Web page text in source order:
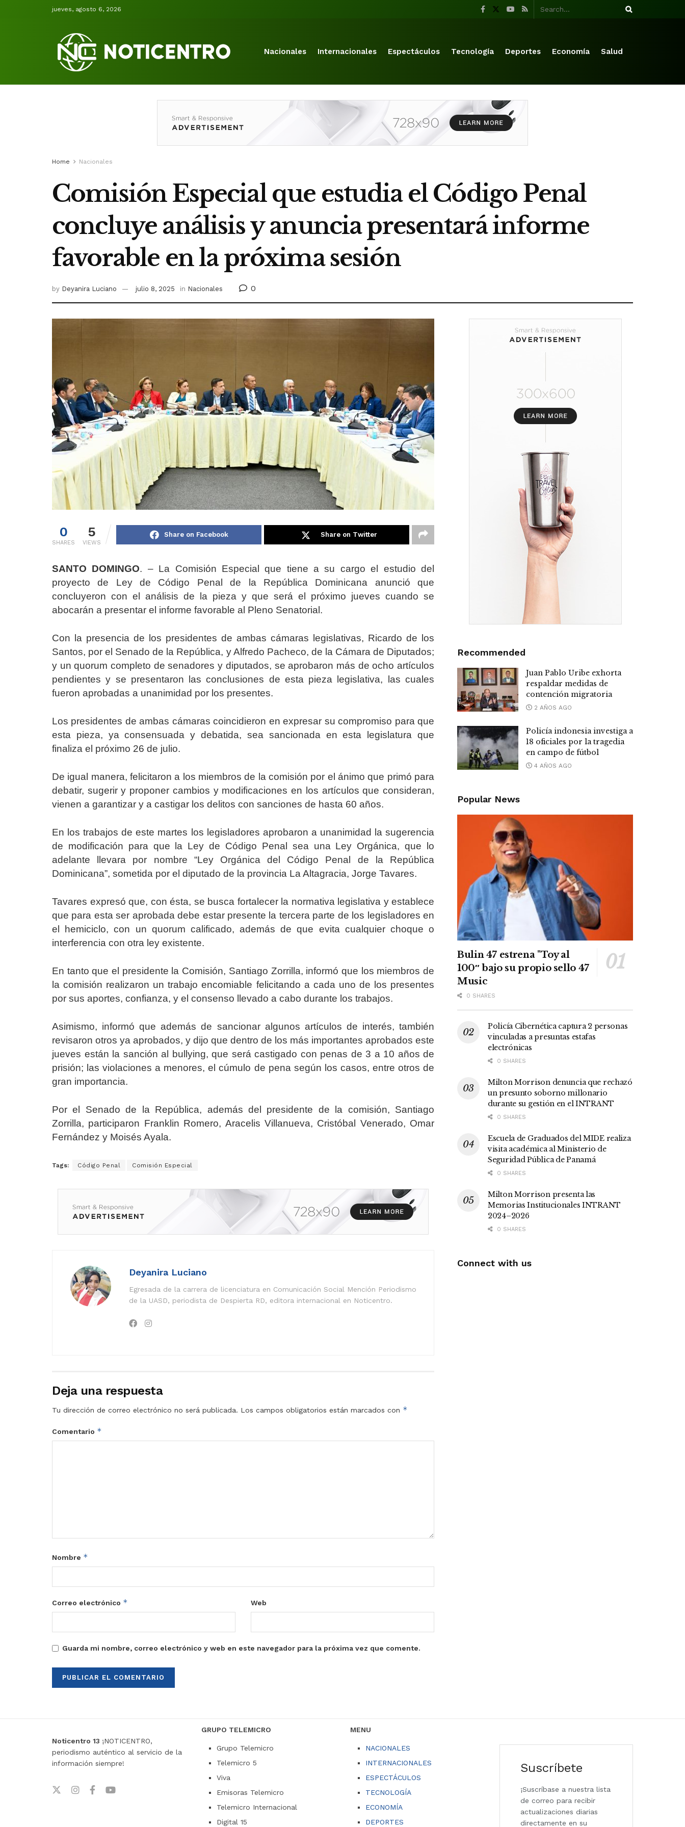
jueves, agosto 6, 2026
Nacionales Internacionales Espectáculos Tecnología Deportes Economía Salud
Home Nacionales
Comisión Especial que estudia el Código Penal
concluye análisis y anuncia presentará informe
favorable en la próxima sesión
by Deyanira Luciano julio 8, 2025 in Nacionales 0
0
SHARES
5
VIEWS
Share on Facebook Share on Twitter
SANTO DOMINGO. – La Comisión Especial que tiene a su cargo el estudio del
proyecto de Ley de Código Penal de la República Dominicana anunció que
concluyeron con el análisis de la pieza y que será el próximo jueves cuando se
abocarán a presentar el informe favorable al Pleno Senatorial.
Con la presencia de los presidentes de ambas cámaras legislativas, Ricardo de los
Santos, por el Senado de la República, y Alfredo Pacheco, de la Cámara de Diputados;
y un quorum completo de senadores y diputados, se aprobaron más de ocho artículos
pendientes y se presentaron las conclusiones de esta pieza legislativa, las cuales
fueron aprobadas a unanimidad por los presentes.
Los presidentes de ambas cámaras coincidieron en expresar su compromiso para que
esta pieza, ya consensuada y debatida, sea sancionada en esta legislatura que
finaliza el próximo 26 de julio.
De igual manera, felicitaron a los miembros de la comisión por el ánimo que primó para
debatir, sugerir y proponer cambios y modificaciones en los artículos que consideran,
vienen a garantizar y a castigar los delitos con sanciones de hasta 60 años.
En los trabajos de este martes los legisladores aprobaron a unanimidad la sugerencia
de modificación para que la Ley de Código Penal sea una Ley Orgánica, que lo
adelante llevara por nombre “Ley Orgánica del Código Penal de la República
Dominicana”, sometida por el diputado de la provincia La Altagracia, Jorge Tavares.
Tavares expresó que, con ésta, se busca fortalecer la normativa legislativa y establece
que para esta ser aprobada debe estar presente la tercera parte de los legisladores en
el hemiciclo, con un quorum calificado, además de que evita cualquier choque o
interferencia con otra ley existente.
En tanto que el presidente la Comisión, Santiago Zorrilla, informó que los miembros de
la comisión realizaron un trabajo encomiable felicitando a cada uno de los presentes
por sus aportes, confianza, y el consenso llevado a cabo durante los trabajos.
Asimismo, informó que además de sancionar algunos artículos de interés, también
revisaron otros ya aprobados, y dijo que dentro de los más importantes aprobados este
jueves están la sanción al bullying, que será castigado con penas de 3 a 10 años de
prisión; las violaciones a menores, el cúmulo de pena según los casos, entre otros de
gran importancia.
Por el Senado de la República, además del presidente de la comisión, Santiago
Zorrilla, participaron Franklin Romero, Aracelis Villanueva, Cristóbal Venerado, Omar
Fernández y Moisés Ayala.
Tags: Código Penal Comisión Especial
Deyanira Luciano
Egresada de la carrera de licenciatura en Comunicación Social Mención Periodismo
de la UASD, periodista de Despierta RD, editora internacional en Noticentro.
Deja una respuesta
Tu dirección de correo electrónico no será publicada. Los campos obligatorios están marcados con *
Comentario *
Nombre *
Correo electrónico * Web
Guarda mi nombre, correo electrónico y web en este navegador para la próxima vez que comente.
Recommended
Juan Pablo Uribe exhorta
respaldar medidas de
contención migratoria
2 AÑOS AGO
Policía indonesia investiga a
18 oficiales por la tragedia
en campo de fútbol
4 AÑOS AGO
Popular News
Bulin 47 estrena "Toy al
100″ bajo su propio sello 47
Music
0 SHARES
Policía Cibernética captura 2 personas
vinculadas a presuntas estafas
electrónicas
0 SHARES
Milton Morrison denuncia que rechazó
un presunto soborno millonario
durante su gestión en el INTRANT
0 SHARES
Escuela de Graduados del MIDE realiza
visita académica al Ministerio de
Seguridad Pública de Panamá
0 SHARES
Milton Morrison presenta las
Memorias Institucionales INTRANT
2024–2026
0 SHARES
Connect with us
Noticentro 13 ¡NOTICENTRO,
periodismo auténtico al servicio de la
información siempre!
GRUPO TELEMICRO
Grupo Telemicro
Telemicro 5
Viva
Emisoras Telemicro
Telemicro Internacional
Digital 15
MENU
NACIONALES
INTERNACIONALES
ESPECTÁCULOS
TECNOLOGÍA
ECONOMÍA
DEPORTES
Suscríbete
¡Suscríbase a nuestra lista
de correo para recibir
actualizaciones diarias
directamente en su